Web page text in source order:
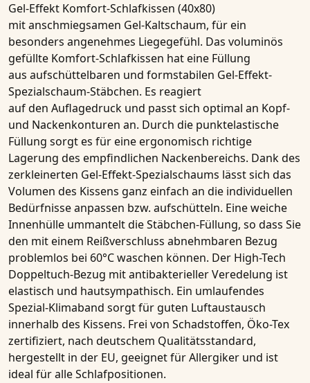
Gel-Effekt Komfort-Schlafkissen (40x80)
mit anschmiegsamen Gel-Kaltschaum, für ein
besonders angenehmes Liegegefühl. Das voluminös
gefüllte Komfort-Schlafkissen hat eine Füllung
aus aufschüttelbaren und formstabilen Gel-Effekt-
Spezialschaum-Stäbchen. Es reagiert
auf den Auflagedruck und passt sich optimal an Kopf-
und Nackenkonturen an. Durch die punktelastische
Füllung sorgt es für eine ergonomisch richtige
Lagerung des empfindlichen Nackenbereichs. Dank des
zerkleinerten Gel-Effekt-Spezialschaums lässt sich das
Volumen des Kissens ganz einfach an die individuellen
Bedürfnisse anpassen bzw. aufschütteln. Eine weiche
Innenhülle ummantelt dieStäbchen-Füllung, so dass Sie
den mit einem Reißverschluss abnehmbaren Bezug
problemlos bei 60°C waschen können. Der High-Tech
Doppeltuch-Bezug mit antibakterieller Veredelung ist
elastisch und hautsympathisch. Ein umlaufendes
Spezial-Klimaband sorgt für guten Luftaustausch
innerhalb des Kissens. Frei von Schadstoffen, Öko-Tex
zertifiziert, nach deutschem Qualitätsstandard,
hergestellt in der EU, geeignet fürAllergiker und ist
ideal für alle Schlafpositionen.